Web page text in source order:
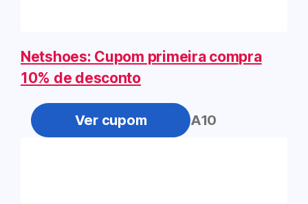
Netshoes: Cupom primeira compra
10% de desconto
PRIMEIRA10